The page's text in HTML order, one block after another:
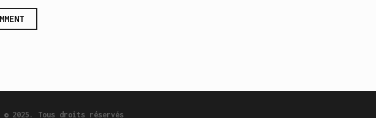
© 2025. Tous droits réservés